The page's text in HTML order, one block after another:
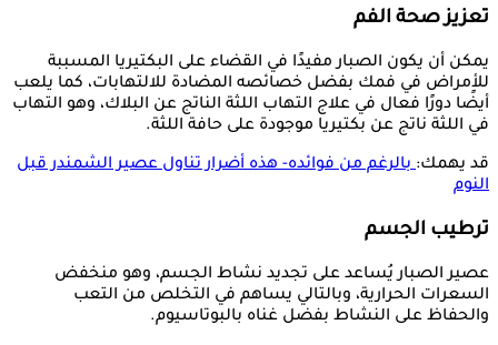
تعزيز صحة الفم
يمكن أن يكون الصبار مفيدًا في القضاء على البكتيريا المسببة
للأمراض في فمك بفضل خصائصه المضادة للالتهابات، كما يلعب
أيضًا دورًا فعال في علاج التهاب اللثة الناتج عن البلاك، وهو التهاب
في اللثة ناتج عن بكتيريا موجودة على حافة اللثة.
قد يهمك:بالرغم من فوائده- هذه أضرار تناول عصير الشمندر قبل
النوم
ترطيب الجسم
عصير الصبار يُساعد على تجديد نشاط الجسم، وهو منخفض
السعرات الحرارية، وبالتالي يساهم في التخلص من التعب
والحفاظ على النشاط بفضل غناه بالبوتاسيوم.